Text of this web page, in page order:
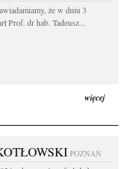
że w dniu 3
Prof. dr hab. Tadeusz...
więcej
POZNAŃ